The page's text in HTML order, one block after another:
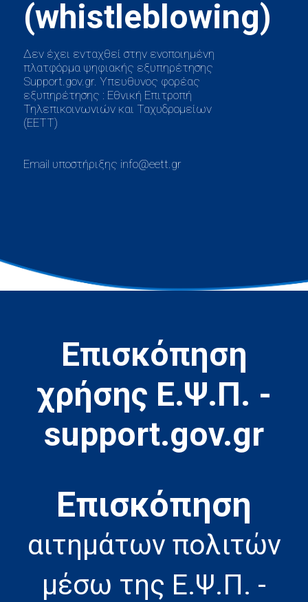
Δεν έχει ενταχθεί στην ενοποιημένη
πλατφόρμα ψηφιακής εξυπηρέτησης
Support.gov.gr. Υπευθυνος φορέας
εξυπηρέτησης : Εθνική Επιτροπή
Τηλεπικοινωνιών και Ταχυδρομείων
(ΕΕΤΤ)
Email υποστήριξης info@eett.gr
Επισκόπηση
χρήσης Ε.Ψ.Π. -
support.gov.gr
Eπισκόπηση
αιτημάτων πολιτών
μέσω της Ε.Ψ.Π. -